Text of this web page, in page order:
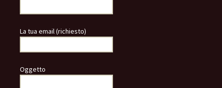
La tua email (richiesto)
Oggetto